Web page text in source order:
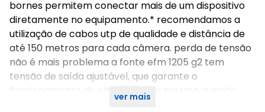
bornes permitem conectar mais de um dispositivo
diretamente no equipamento.* recomendamos a
utilização de cabos utp de qualidade e distância de
até 150 metros para cada câmera. perda de tensão
não é mais problema a fonte efm 1205 g2 tem
tensão de saída ajustável, que garante o
funcionamento de câmeras cftv mesmo quando
ver mais